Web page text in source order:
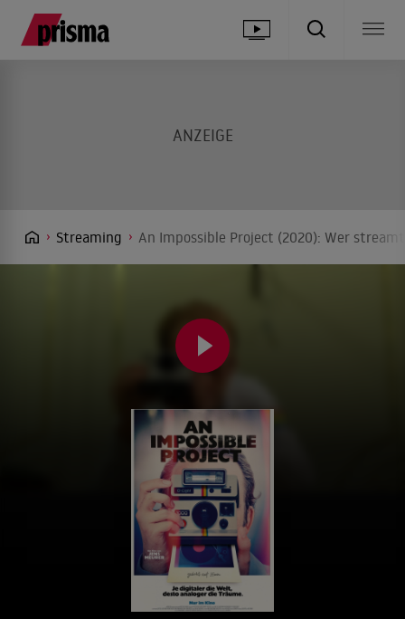
Streaming An Impossible Project (2020): Wer